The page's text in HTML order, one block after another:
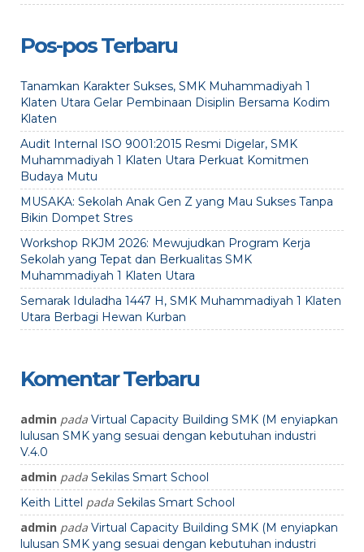
Pos-pos Terbaru
Tanamkan Karakter Sukses, SMK Muhammadiyah 1
Klaten Utara Gelar Pembinaan Disiplin Bersama Kodim
Klaten
Audit Internal ISO 9001:2015 Resmi Digelar, SMK
Muhammadiyah 1 Klaten Utara Perkuat Komitmen
Budaya Mutu
MUSAKA: Sekolah Anak Gen Z yang Mau Sukses Tanpa
Bikin Dompet Stres
Workshop RKJM 2026: Mewujudkan Program Kerja
Sekolah yang Tepat dan Berkualitas SMK
Muhammadiyah 1 Klaten Utara
Semarak Iduladha 1447 H, SMK Muhammadiyah 1 Klaten
Utara Berbagi Hewan Kurban
Komentar Terbaru
admin pada Virtual Capacity Building SMK (M enyiapkan
lulusan SMK yang sesuai dengan kebutuhan industri
V.4.0
admin pada Sekilas Smart School
Keith Littel pada Sekilas Smart School
admin pada Virtual Capacity Building SMK (M enyiapkan
lulusan SMK yang sesuai dengan kebutuhan industri